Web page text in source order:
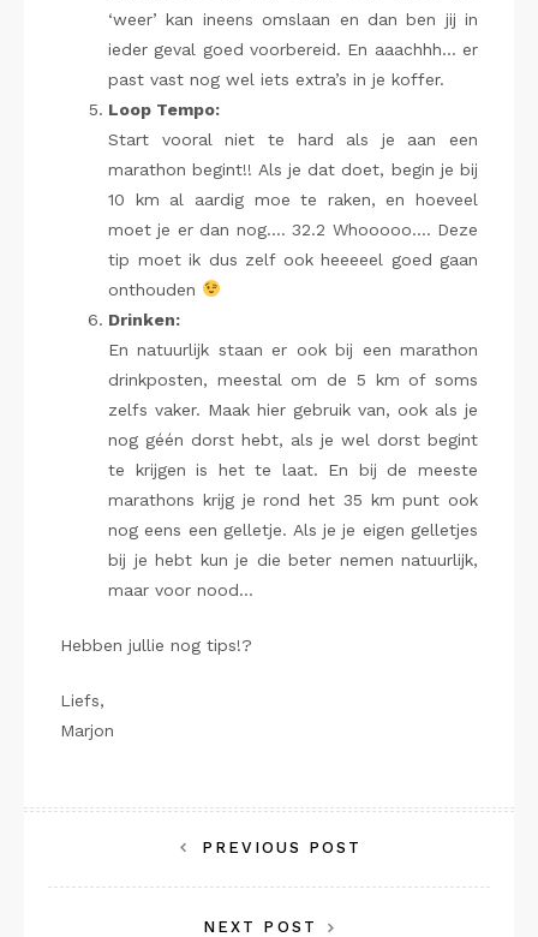
‘weer’ kan ineens omslaan en dan ben jij in
ieder geval goed voorbereid. En aaachhh… er
past vast nog wel iets extra’s in je koffer.
Loop Tempo:
Start vooral niet te hard als je aan een
marathon begint!! Als je dat doet, begin je bij
10 km al aardig moe te raken, en hoeveel
moet je er dan nog…. 32.2 Whooooo…. Deze
tip moet ik dus zelf ook heeeeel goed gaan
onthouden
Drinken:
En natuurlijk staan er ook bij een marathon
drinkposten, meestal om de 5 km of soms
zelfs vaker. Maak hier gebruik van, ook als je
nog géén dorst hebt, als je wel dorst begint
te krijgen is het te laat. En bij de meeste
marathons krijg je rond het 35 km punt ook
nog eens een gelletje. Als je je eigen gelletjes
bij je hebt kun je die beter nemen natuurlijk,
maar voor nood…
Hebben jullie nog tips!?
Liefs,
Marjon
navigatie
PREVIOUS POST
NEXT POST